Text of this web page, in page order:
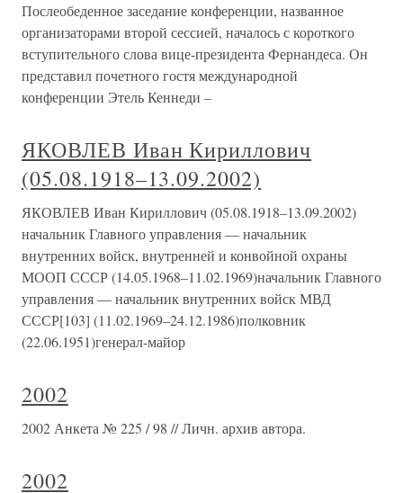
Послеобеденное заседание конференции, названное
организаторами второй сессией, началось с короткого
вступительного слова вице-президента Фернандеса. Он
представил почетного гостя международной
конференции Этель Кеннеди –
ЯКОВЛЕВ Иван Кириллович
(05.08.1918–13.09.2002)
ЯКОВЛЕВ Иван Кириллович (05.08.1918–13.09.2002)
начальник Главного управления — начальник
внутренних войск, внутренней и конвойной охраны
МООП СССР (14.05.1968–11.02.1969)начальник Главного
управления — начальник внутренних войск МВД
СССР[103] (11.02.1969–24.12.1986)полковник
(22.06.1951)генерал-майор
2002
2002 Анкета № 225 / 98 // Личн. архив автора.
2002